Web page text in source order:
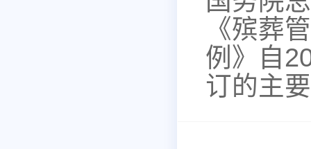
《殡葬
例》自
订的主